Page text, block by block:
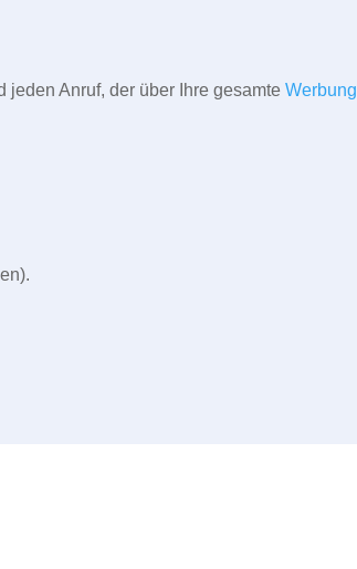
jeden Anruf, der über Ihre gesamteWerbung